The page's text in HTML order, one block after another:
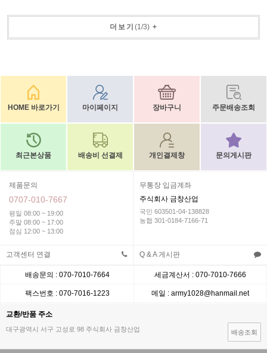
더보기 (1/3)+
HOME 바로가기 마이페이지 장바구니 주문배송조회
최근본상품 배송비 선결제 개인결제창 문의게시판
제품문의
0707-010-7667
평일 08:00 ~ 19:00
주말 08:00 ~ 17:00
점심 12:00 ~ 13:00
무통장 입금계좌
주식회사 금창산업
국민 603501-04-138828
농협 301-0184-7166-71
고객센터 연결 Q & A 게시판
배송문의 : 070-7010-7664 세금계산서 : 070-7010-7666
팩스번호 : 070-7016-1223 메일 : army1028@hanmail.net
교환/반품 주소
대구광역시 서구 고성로 98 주식회사 금창산업 배송조회